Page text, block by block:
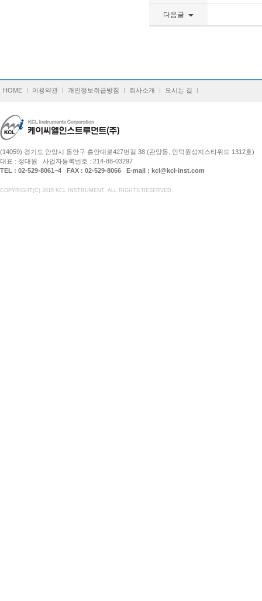
다음글
HOME 이용약관 개인정보취급방침 회사소개 오시는 길
(14059) 경기도 안양시 동안구 흥안대로427번길 38 (관양동, 인덕원성지스타위드 1312호)
대표 : 정대원 사업자등록번호 : 214-88-03297
TEL : 02-529-8061~4 FAX : 02-529-8066 E-mail : kcl@kcl-inst.com
COPYRIGHT(C) 2015 KCL INSTRUMENT. ALL RIGHTS RESERVED.